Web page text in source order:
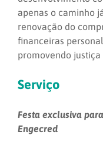
apenas o caminho
renovação do
financeiras
promovendo
Serviço
Festa exclusiva
Engecred